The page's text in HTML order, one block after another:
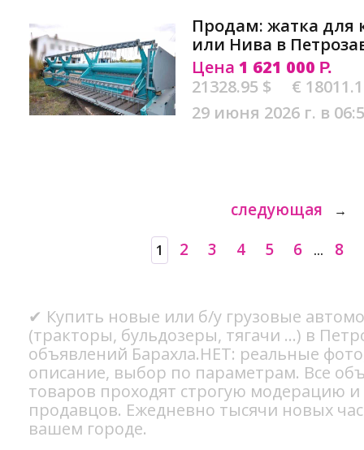
Продам: жатка для
или Нива в
Цена 1 621 000 Р.
21328.95 $
€
29 июня 2026 г. в
следующая →
1 2 3 4 5 6 ... 8
✔ Купить новые или б/у грузовые
(тракторы, бульдозеры, тягачи ...) в
объявлений Барахла.НЕТ: реальные
описание, выбор по параметрам. Все
товаров проходят строгую модерацию
продавцов. Ежедневно тысячи новых
вашем городе.